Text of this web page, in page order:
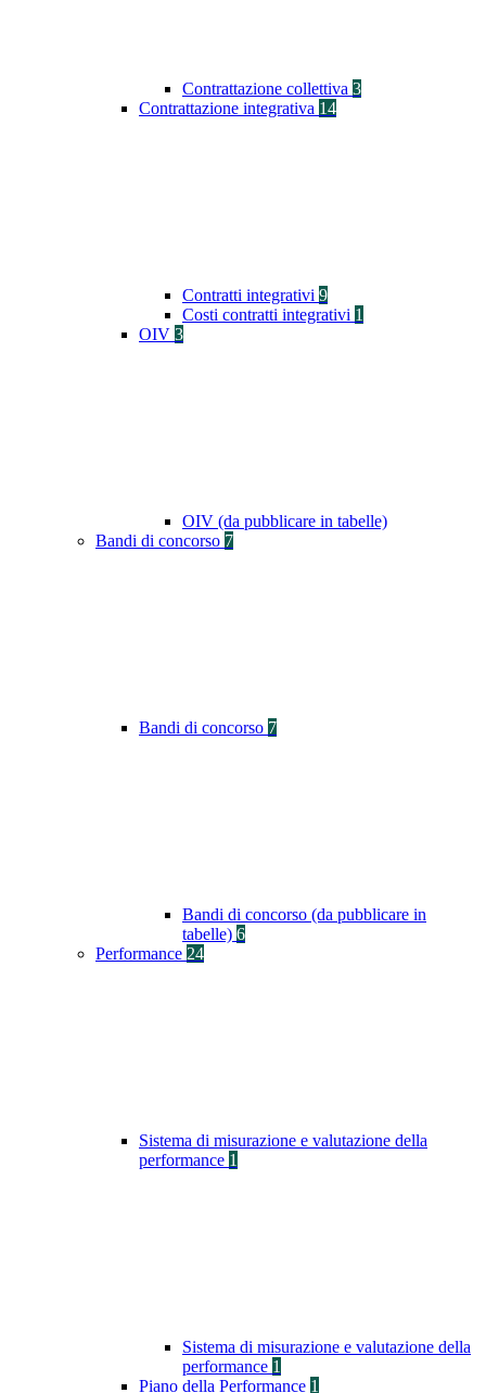
Contrattazione collettiva 3
Contrattazione integrativa 14
Contratti integrativi 9
Costi contratti integrativi 1
OIV 3
OIV (da pubblicare in tabelle)
Bandi di concorso 7
Bandi di concorso 7
Bandi di concorso (da pubblicare in
tabelle) 6
Performance 24
Sistema di misurazione e valutazione della
performance 1
Sistema di misurazione e valutazione della
performance 1
Piano della Performance 1